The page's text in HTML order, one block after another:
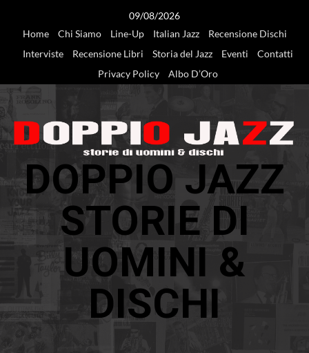
09/08/2026
Home
Chi Siamo Line-Up Italian Jazz
Recensione Dischi
Interviste
Recensione Libri Storia del Jazz Eventi
Contatti
Privacy Policy
Albo D’Oro
DOPPIO JAZZ
STORIE DI
UOMINI &
DISCHI